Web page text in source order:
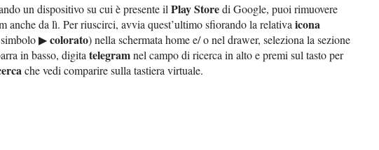
un dispositivo su cui è presente ilPlay Storedi Google, puoi rimuovere
anche da lì. Per riuscirci, avvia quest’ultimo sfiorando la relativaicona
▶colorato) nella schermata home e/ o nel drawer, seleziona la sezione
in basso, digitatelegramnel campo di ricerca in alto e premi sul tasto per
che vedi comparire sulla tastiera virtuale.